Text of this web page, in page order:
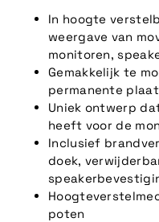
In hoogte
weergave van
monitoren,
Gemakkelijk te
permanente
Uniek ontwerp
heeft voor de
Inclusief
doek,
poten